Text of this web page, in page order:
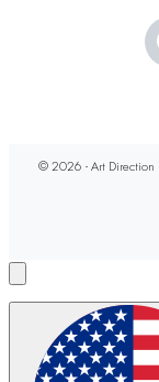
© 2026 - Art Direction